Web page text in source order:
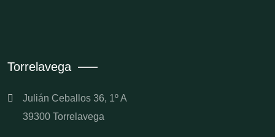
Torrelavega
Julián Ceballos 36, 1º A
39300 Torrelavega